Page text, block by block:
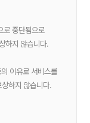
중단됨으로
하지 않습니다.
이유로 서비스를
하지 않습니다.